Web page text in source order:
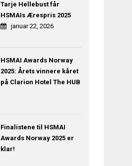
Tarje Hellebust får
HSMAIs Ærespris 2025
januar 22, 2026
HSMAI Awards Norway
2025: Årets vinnere kåret
på Clarion Hotel The HUB
Finalistene til HSMAI
Awards Norway 2025 er
klar!